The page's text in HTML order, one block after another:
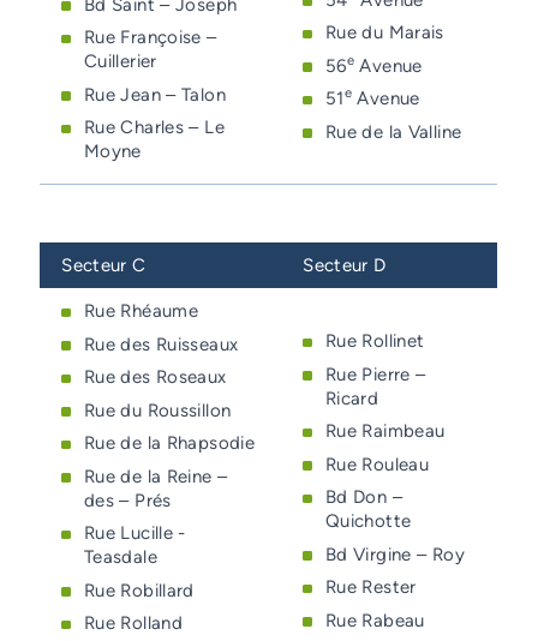
Rue Françoise –
Cuillerier
Rue Jean – Talon
Rue Charles – Le
Moyne
Rue du Marais
56e Avenue
51e Avenue
Rue de la Valline
Secteur C Secteur D
Rue Rhéaume
Rue des Ruisseaux
Rue des Roseaux
Rue du Roussillon
Rue de la Rhapsodie
Rue de la Reine –
des – Prés
Rue Lucille -
Teasdale
Rue Robillard
Rue Rolland
Rue Rollinet
Rue Pierre –
Ricard
Rue Raimbeau
Rue Rouleau
Bd Don –
Quichotte
Bd Virgine – Roy
Rue Rester
Rue Rabeau